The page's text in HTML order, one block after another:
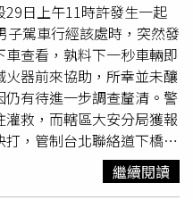
日上午11時許發生一起
子駕車行經該處時，突然發
查看，孰料下一秒車輛即
器前來協助，所幸並未釀
有待進一步調查釐清。警
救，而轄區大安分局獲報
，管制台北聯絡道下橋車
車輛已無危險疑慮後，協
平面不影響交通處所，約
繼續閱讀